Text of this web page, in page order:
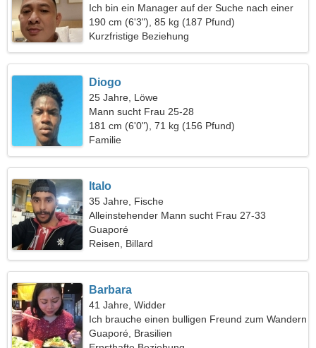
Ich bin ein Manager auf der Suche nach einer
sensiblen Frau
190 cm (6'3"), 85 kg (187 Pfund)
Kurzfristige Beziehung
Diogo
25 Jahre, Löwe
Mann sucht Frau 25-28
181 cm (6'0"), 71 kg (156 Pfund)
Familie
Italo
35 Jahre, Fische
Alleinstehender Mann sucht Frau 27-33
Guaporé
Reisen, Billard
Barbara
41 Jahre, Widder
Ich brauche einen bulligen Freund zum Wandern
Guaporé, Brasilien